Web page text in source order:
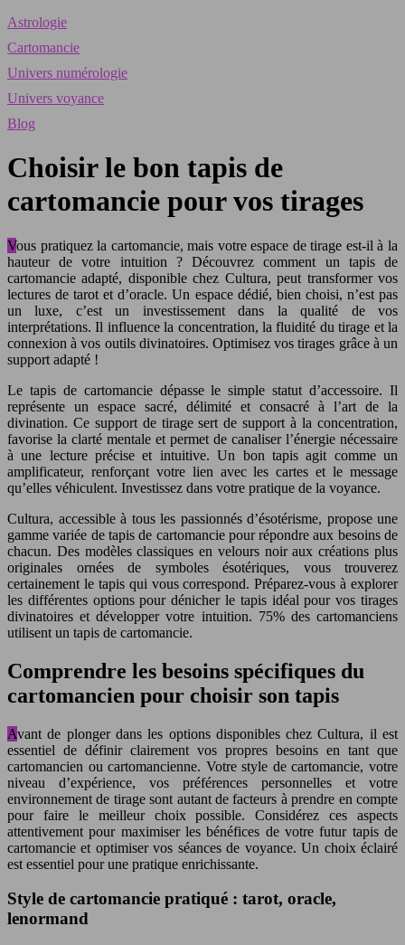
Astrologie
Cartomancie
Univers numérologie
Univers voyance
Blog
Choisir le bon tapis de
cartomancie pour vos tirages
Vous pratiquez la cartomancie, mais votre espace de tirage est-il à la
hauteur de votre intuition ? Découvrez comment un tapis de
cartomancie adapté, disponible chez Cultura, peut transformer vos
lectures de tarot et d’oracle. Un espace dédié, bien choisi, n’est pas
un luxe, c’est un investissement dans la qualité de vos
interprétations. Il influence la concentration, la fluidité du tirage et la
connexion à vos outils divinatoires. Optimisez vos tirages grâce à un
support adapté !
Le tapis de cartomancie dépasse le simple statut d’accessoire. Il
représente un espace sacré, délimité et consacré à l’art de la
divination. Ce support de tirage sert de support à la concentration,
favorise la clarté mentale et permet de canaliser l’énergie nécessaire
à une lecture précise et intuitive. Un bon tapis agit comme un
amplificateur, renforçant votre lien avec les cartes et le message
qu’elles véhiculent. Investissez dans votre pratique de la voyance.
Cultura, accessible à tous les passionnés d’ésotérisme, propose une
gamme variée de tapis de cartomancie pour répondre aux besoins de
chacun. Des modèles classiques en velours noir aux créations plus
originales ornées de symboles ésotériques, vous trouverez
certainement le tapis qui vous correspond. Préparez-vous à explorer
les différentes options pour dénicher le tapis idéal pour vos tirages
divinatoires et développer votre intuition. 75% des cartomanciens
utilisent un tapis de cartomancie.
Comprendre les besoins spécifiques du
cartomancien pour choisir son tapis
Avant de plonger dans les options disponibles chez Cultura, il est
essentiel de définir clairement vos propres besoins en tant que
cartomancien ou cartomancienne. Votre style de cartomancie, votre
niveau d’expérience, vos préférences personnelles et votre
environnement de tirage sont autant de facteurs à prendre en compte
pour faire le meilleur choix possible. Considérez ces aspects
attentivement pour maximiser les bénéfices de votre futur tapis de
cartomancie et optimiser vos séances de voyance. Un choix éclairé
est essentiel pour une pratique enrichissante.
Style de cartomancie pratiqué : tarot, oracle,
lenormand